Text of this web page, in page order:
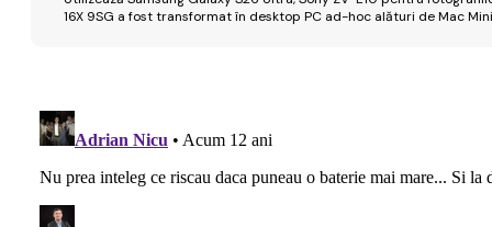
16X 9SG a fost transformat în desktop PC ad-hoc alături de Mac